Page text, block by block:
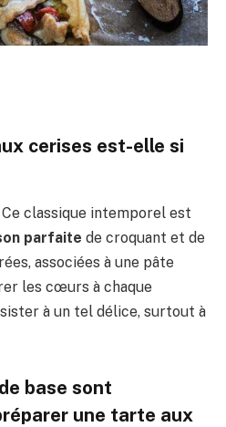
cerises est-elle si
classique intemporel est
parfaite de croquant et de
associées à une pâte
les cœurs à chaque
à un tel délice, surtout à
base sont
une tarte aux